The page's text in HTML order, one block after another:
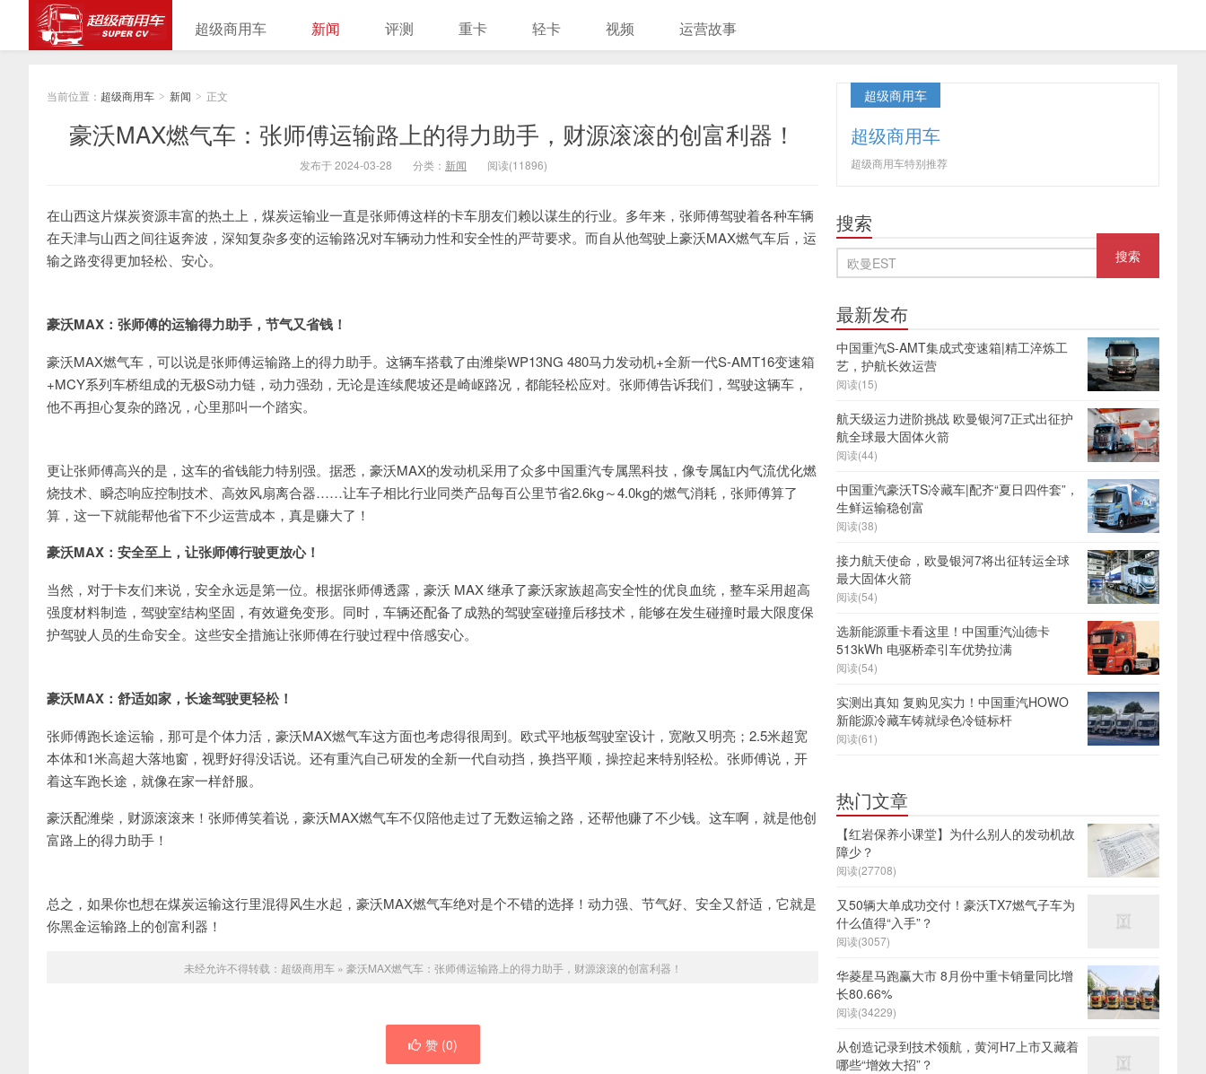
超级商用车 新闻 评测 重卡 轻卡 视频 运营故事
当前位置： 超级商用车 > 新闻 > 正文
豪沃MAX燃气车：张师傅运输路上的得力助手，财源滚滚的创富利器！
发布于 2024-03-28 分类： 新闻 阅读(11896)
在山西这片煤炭资源丰富的热土上，煤炭运输业一直是张师傅这样的卡车朋友们赖以谋生的行业。多年来，张师傅驾驶着各种车辆
在天津与山西之间往返奔波，深知复杂多变的运输路况对车辆动力性和安全性的严苛要求。而自从他驾驶上豪沃MAX燃气车后，运
输之路变得更加轻松、安心。
豪沃MAX：张师傅的运输得力助手，节气又省钱！
豪沃MAX燃气车，可以说是张师傅运输路上的得力助手。这辆车搭载了由潍柴WP13NG 480马力发动机+全新一代S-AMT16变速箱
+MCY系列车桥组成的无极S动力链，动力强劲，无论是连续爬坡还是崎岖路况，都能轻松应对。张师傅告诉我们，驾驶这辆车，
他不再担心复杂的路况，心里那叫一个踏实。
更让张师傅高兴的是，这车的省钱能力特别强。据悉，豪沃MAX的发动机采用了众多中国重汽专属黑科技，像专属缸内气流优化燃
烧技术、瞬态响应控制技术、高效风扇离合器……让车子相比行业同类产品每百公里节省2.6kg～4.0kg的燃气消耗，张师傅算了
算，这一下就能帮他省下不少运营成本，真是赚大了！
豪沃MAX：安全至上，让张师傅行驶更放心！
当然，对于卡友们来说，安全永远是第一位。根据张师傅透露，豪沃 MAX 继承了豪沃家族超高安全性的优良血统，整车采用超高
强度材料制造，驾驶室结构坚固，有效避免变形。同时，车辆还配备了成熟的驾驶室碰撞后移技术，能够在发生碰撞时最大限度保
护驾驶人员的生命安全。这些安全措施让张师傅在行驶过程中倍感安心。
豪沃MAX：舒适如家，长途驾驶更轻松！
张师傅跑长途运输，那可是个体力活，豪沃MAX燃气车这方面也考虑得很周到。欧式平地板驾驶室设计，宽敞又明亮；2.5米超宽
本体和1米高超大落地窗，视野好得没话说。还有重汽自己研发的全新一代自动挡，换挡平顺，操控起来特别轻松。张师傅说，开
着这车跑长途，就像在家一样舒服。
豪沃配潍柴，财源滚滚来！张师傅笑着说，豪沃MAX燃气车不仅陪他走过了无数运输之路，还帮他赚了不少钱。这车啊，就是他创
富路上的得力助手！
总之，如果你也想在煤炭运输这行里混得风生水起，豪沃MAX燃气车绝对是个不错的选择！动力强、节气好、安全又舒适，它就是
你黑金运输路上的创富利器！
未经允许不得转载： 超级商用车» 豪沃MAX燃气车：张师傅运输路上的得力助手，财源滚滚的创富利器！
赞 (0)
超级商用车
超级商用车
超级商用车特别推荐
搜索
最新发布
中国重汽S-AMT集成式变速箱|精工淬炼工
艺，护航长效运营
阅读(15)
航天级运力进阶挑战 欧曼银河7正式出征护
航全球最大固体火箭
阅读(44)
中国重汽豪沃TS冷藏车|配齐“夏日四件套”，
生鲜运输稳创富
阅读(38)
接力航天使命，欧曼银河7将出征转运全球
最大固体火箭
阅读(54)
选新能源重卡看这里！中国重汽汕德卡
513kWh 电驱桥牵引车优势拉满
阅读(54)
实测出真知 复购见实力！中国重汽HOWO
新能源冷藏车铸就绿色冷链标杆
阅读(61)
热门文章
【红岩保养小课堂】为什么别人的发动机故
障少？
阅读(27708)
又50辆大单成功交付！豪沃TX7燃气子车为
什么值得“入手”？
阅读(3057)
华菱星马跑赢大市 8月份中重卡销量同比增
长80.66%
阅读(34229)
从创造记录到技术领航，黄河H7上市又藏着
哪些“增效大招”？